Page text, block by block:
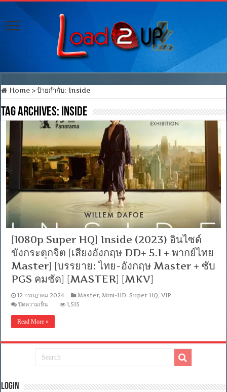
Home > ป้ายกำกับ:Inside
Tag Archives: Inside
[1080p Super HQ] Inside (2023) อินไซด์
ขังกระตุกจิต [เสียงอังกฤษ DD+ 5.1 + พากย์ไทย
Master] [บรรยาย: ไทย-อังกฤษ Master + ซับ
PGS คมชัด] [MASTER] [MKV]
12 กรกฎาคม 2024 Master, Mini-HD,Super HQ,VIP
ปิดความเห็น
HQ]
(2023)
ไซด์
จิต
1,515
Read More »
Login